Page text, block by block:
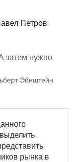
Петров
затем нужно
Эйнштейн
рынка в